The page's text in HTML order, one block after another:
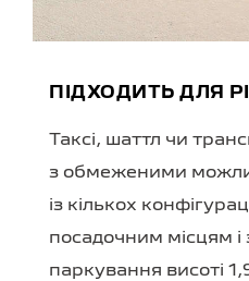
ПІДХОДИТЬ ДЛЯ
Таксі, шаттл чи
з обмеженими
із кількох
посадочним місцям і
паркування висоті